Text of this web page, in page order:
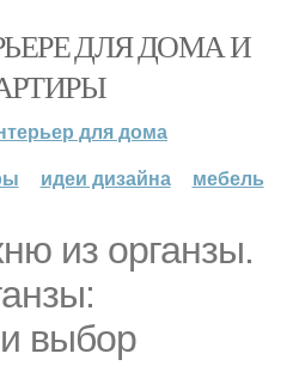
ДЛЯ ДОМА И
для дома
идеи дизайна мебель
из органзы.
выбор